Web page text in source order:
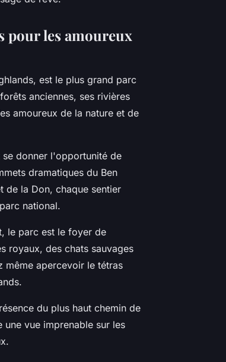
pour les amoureux
est le plus grand parc
anciennes, ses rivières
amoureux de la nature et de
se donner l'opportunité de
dramatiques du Ben
de la Don, chaque sentier
national.
le parc est le foyer de
royaux, des chats sauvages
même apercevoir le tétras
du plus haut chemin de
vue imprenable sur les